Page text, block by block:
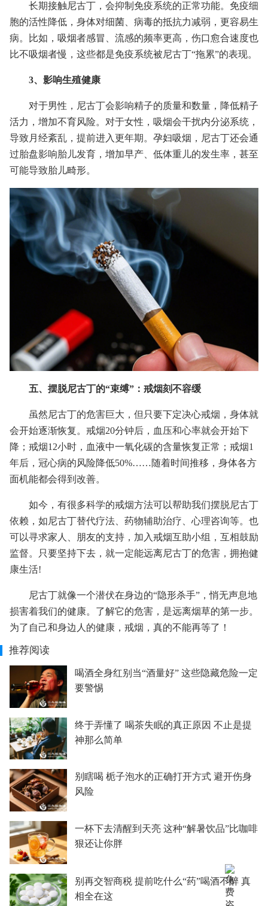
长期接触尼古丁，会抑制免疫系统的正常功能。免疫细
胞的活性降低，身体对细菌、病毒的抵抗力减弱，更容易生
病。比如，吸烟者感冒、流感的频率更高，伤口愈合速度也
比不吸烟者慢，这些都是免疫系统被尼古丁“拖累”的表现。
3、影响生殖健康
对于男性，尼古丁会影响精子的质量和数量，降低精子
活力，增加不育风险。对于女性，吸烟会干扰内分泌系统，
导致月经紊乱，提前进入更年期。孕妇吸烟，尼古丁还会通
过胎盘影响胎儿发育，增加早产、低体重儿的发生率，甚至
可能导致胎儿畸形。
五、摆脱尼古丁的“束缚”：戒烟刻不容缓
虽然尼古丁的危害巨大，但只要下定决心戒烟，身体就
会开始逐渐恢复。戒烟20分钟后，血压和心率就会开始下
降；戒烟12小时，血液中一氧化碳的含量恢复正常；戒烟1
年后，冠心病的风险降低50%……随着时间推移，身体各方
面机能都会得到改善。
如今，有很多科学的戒烟方法可以帮助我们摆脱尼古丁
依赖，如尼古丁替代疗法、药物辅助治疗、心理咨询等。也
可以寻求家人、朋友的支持，加入戒烟互助小组，互相鼓励
监督。只要坚持下去，就一定能远离尼古丁的危害，拥抱健
康生活!
尼古丁就像一个潜伏在身边的“隐形杀手”，悄无声息地
损害着我们的健康。了解它的危害，是远离烟草的第一步。
为了自己和身边人的健康，戒烟，真的不能再等了！
推荐阅读
喝酒全身红别当“酒量好” 这些隐藏危险一定
要警惕
终于弄懂了 喝茶失眠的真正原因 不止是提
神那么简单
别瞎喝 栀子泡水的正确打开方式 避开伤身
风险
一杯下去清醒到天亮 这种“解暑饮品”比咖啡
狠还让你胖
别再交智商税 提前吃什么“药”喝酒不醉 真
相全在这